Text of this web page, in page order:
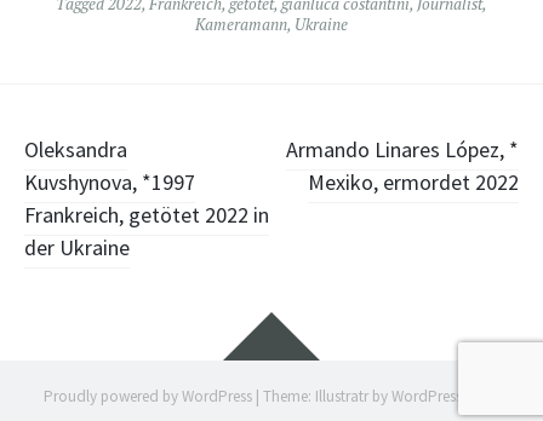
Kameramann, Ukraine
Post
navigation
Oleksandra
Kuvshynova, *1997
Frankreich, getötet 2022 in
der Ukraine
Armando Linares López, *
Mexiko, ermordet 2022
Widgets
Proudly powered by WordPress | Theme: Illustratr byWordPress.com